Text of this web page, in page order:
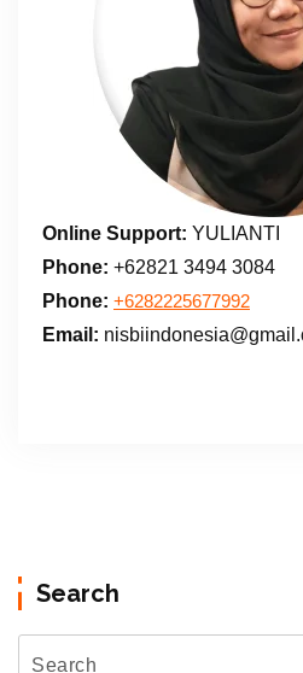
Online Support: YULIANTI
Phone: +62821 3494 3084
Phone: +6282225677992
Email:
Search